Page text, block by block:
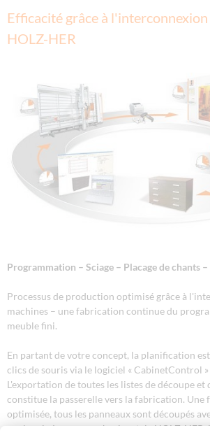
Efficacité grâce à l'interconnexion
HOLZ-HER
Programmation – Sciage – Placage de chants –
Processus de production optimisé grâce à
machines – une fabrication continue du
meuble fini.
En partant de votre concept, la planification
clics de souris via le logiciel « CabinetControl »
L'exportation de toutes les listes de découpe et
constitue la passerelle vers la fabrication. Une
optimisée, tous les panneaux sont découpés
sur la scie à panneaux horizontale HOLZ-